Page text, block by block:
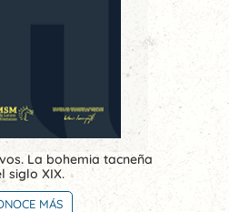
La bohemia tacneña
siglo XIX.
MÁS